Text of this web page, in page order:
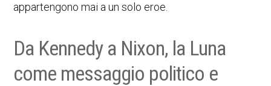
appartengono mai a un solo eroe.
Da Kennedy a Nixon, la Luna
come messaggio politico e